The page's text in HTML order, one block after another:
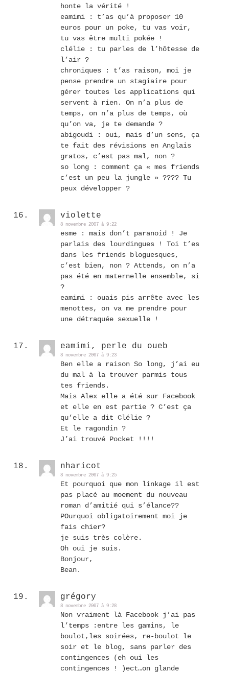
honte la vérité !
eamimi : t’as qu’à proposer 10
euros pour un poke, tu vas voir,
tu vas être multi pokée !
clélie : tu parles de l’hôtesse de
l’air ?
chroniques : t’as raison, moi je
pense prendre un stagiaire pour
gérer toutes les applications qui
servent à rien. On n’a plus de
temps, on n’a plus de temps, où
qu’on va, je te demande ?
abigoudi : oui, mais d’un sens, ça
te fait des révisions en Anglais
gratos, c’est pas mal, non ?
so long : comment ça « mes friends
c’est un peu la jungle » ???? Tu
peux développer ?
violette
8 novembre 2007 à 9:22
esme : mais don’t paranoid ! Je
parlais des lourdingues ! Toi t’es
dans les friends bloguesques,
c’est bien, non ? Attends, on n’a
pas été en maternelle ensemble, si
?
eamimi : ouais pis arrête avec les
menottes, on va me prendre pour
une détraquée sexuelle !
eamimi, perle du oueb
8 novembre 2007 à 9:23
Ben elle a raison So long, j’ai eu
du mal à la trouver parmis tous
tes friends.
Mais Alex elle a été sur Facebook
et elle en est partie ? C’est ça
qu’elle a dit Clélie ?
Et le ragondin ?
J’ai trouvé Pocket !!!!
nharicot
8 novembre 2007 à 9:25
Et pourquoi que mon linkage il est
pas placé au moement du nouveau
roman d’amitié qui s’élance??
POurquoi obligatoirement moi je
fais chier?
je suis très colère.
Oh oui je suis.
Bonjour,
Bean.
grégory
8 novembre 2007 à 9:28
Non vraiment là Facebook j’ai pas
l’temps :entre les gamins, le
boulot,les soirées, re-boulot le
soir et le blog, sans parler des
contingences (eh oui les
contingences ! )ect…on glande